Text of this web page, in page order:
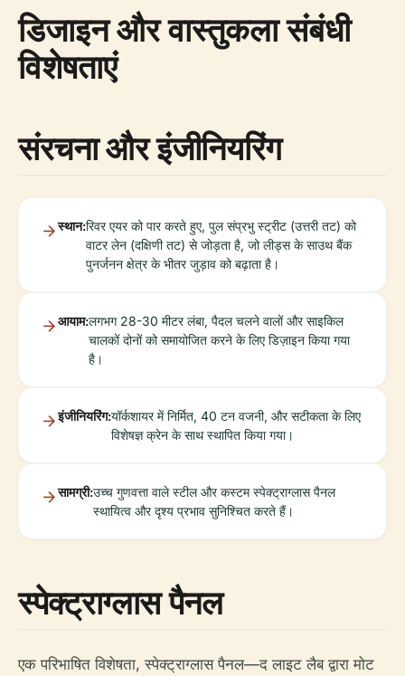
डिजाइन और वास्तुकला संबंधी
विशेषताएं
संरचना और इंजीनियरिंग
स्थान:रिवर एयर को पार करते हुए, पुल संप्रभु स्ट्रीट (उत्तरी तट) को
वाटर लेन (दक्षिणी तट) से जोड़ता है, जो लीड्स के साउथ बैंक
पुनर्जनन क्षेत्र के भीतर जुड़ाव को बढ़ाता है।
आयाम:लगभग 28-30 मीटर लंबा, पैदल चलने वालों और साइकिल
चालकों दोनों को समायोजित करने के लिए डिज़ाइन किया गया
है।
इंजीनियरिंग:यॉर्कशायर में निर्मित, 40 टन वजनी, और सटीकता के लिए
विशेषज्ञ क्रेन के साथ स्थापित किया गया।
सामग्री:उच्च गुणवत्ता वाले स्टील और कस्टम स्पेक्ट्राग्लास पैनल
स्थायित्व और दृश्य प्रभाव सुनिश्चित करते हैं।
स्पेक्ट्राग्लास पैनल
एक परिभाषित विशेषता, स्पेक्ट्राग्लास पैनल—द लाइट लैब द्वारा मोट